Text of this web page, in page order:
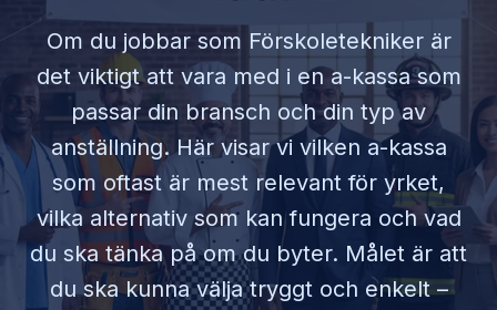
Om du jobbar som Förskoleteknikerär
det viktigt att vara med i en a-kassa som
passar din bransch och din typ av
anställning. Här visar vi vilken a-kassa
som oftast är mest relevant för yrket,
vilka alternativ som kan fungera och vad
du ska tänka på om du byter. Målet är att
du ska kunna välja tryggt och enkelt –